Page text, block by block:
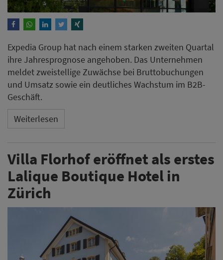
Expedia Group hat nach einem starken zweiten Quartal
ihre Jahresprognose angehoben. Das Unternehmen
meldet zweistellige Zuwächse bei Bruttobuchungen
und Umsatz sowie ein deutliches Wachstum im B2B-
Geschäft.
Weiterlesen
Villa Florhof eröffnet als erstes
Lalique Boutique Hotel in
Zürich